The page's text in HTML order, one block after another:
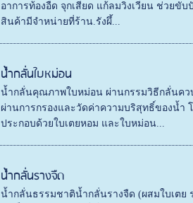
อาการท้องอืด จุกเสียด แก้ลมวิงเวียน ช่วยขั
สินค้ามีจำหน่ายที่ร้าน.รังผึ้...
น้ำกลั่นใบหม่อน
น้ำกลั่นคุณภาพใบหม่อน ผ่านกรรมวิธีกลั่นค
ผ่านการกรองและวัดค่าความบริสุทธิ์ของน้
ประกอบด้วยใบเตยหอม และใบหม่อน...
น้ำกลั่นรางจืด
น้ำกลั่นธรรมชาติน้ำกลั่นรางจืด (ผสมใบเตย